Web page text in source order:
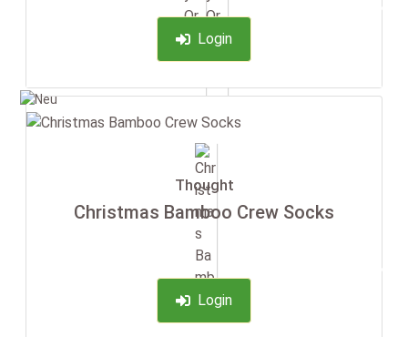
Login
-35%
Thought
Christmas Bamboo Crew Socks
Login
-35%